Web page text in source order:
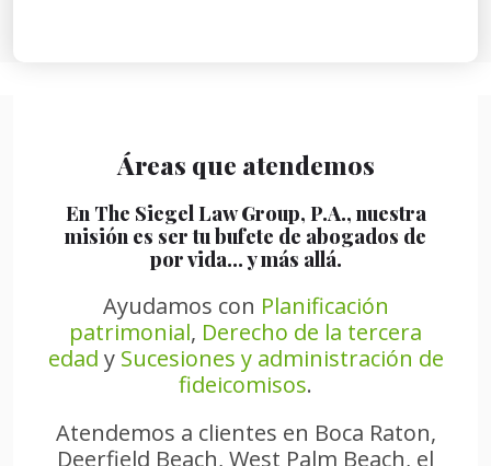
Áreas que atendemos
En The Siegel Law Group, P.A., nuestra
misión es ser tu bufete de abogados de
por vida… y más allá.
Ayudamos con Planificación
patrimonial, Derecho de la tercera
edad y Sucesiones y administración de
fideicomisos.
Atendemos a clientes en Boca Raton,
Deerfield Beach, West Palm Beach, el